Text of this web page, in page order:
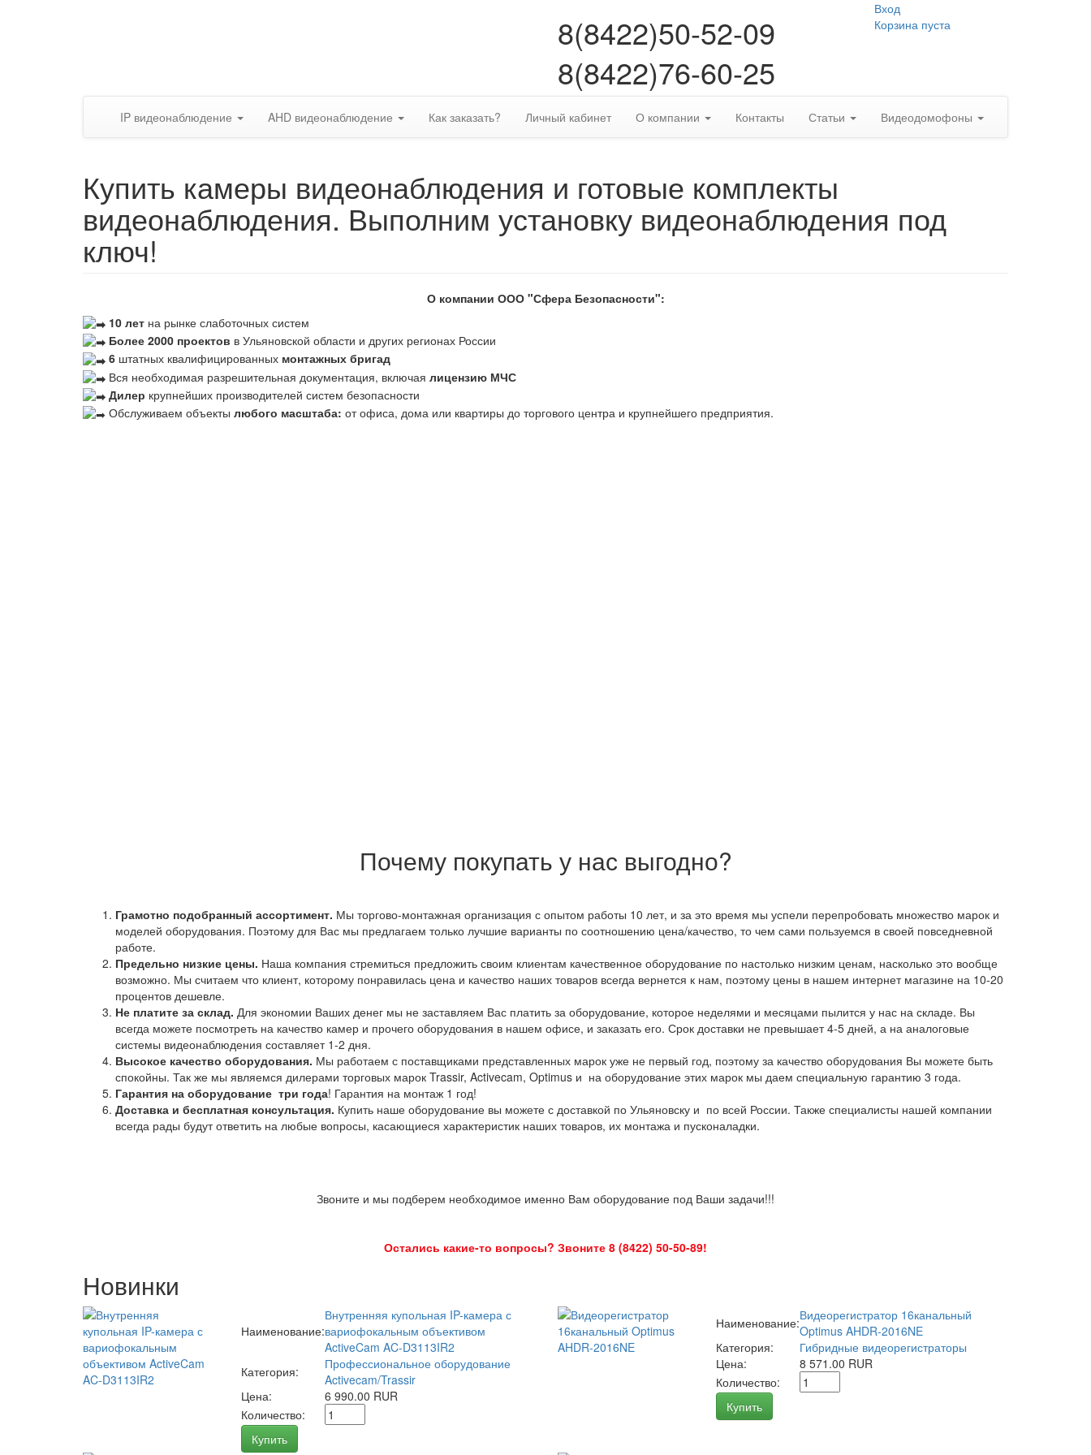
8(8422)50-52-09
8(8422)76-60-25
Вход
Корзина пуста
IP видеонаблюдение AHD видеонаблюдение Как заказать? Личный кабинет О компании Контакты Статьи Видеодомофоны
Купить камеры видеонаблюдения и готовые комплекты
видеонаблюдения. Выполним установку видеонаблюдения под
ключ!
О компании ООО "Сфера Безопасности":
10 лет на рынке слаботочных систем
Более 2000 проектов в Ульяновской области и других регионах России
6 штатных квалифицированных монтажных бригад
Вся необходимая разрешительная документация, включая лицензию МЧС
Дилер крупнейших производителей систем безопасности
Обслуживаем объекты любого масштаба: от офиса, дома или квартиры до торгового центра и крупнейшего предприятия.
Почему покупать у нас выгодно?
Грамотно подобранный ассортимент. Мы торгово-монтажная организация с опытом работы 10 лет, и за это время мы успели перепробовать множество марок и
моделей оборудования. Поэтому для Вас мы предлагаем только лучшие варианты по соотношению цена/качество, то чем сами пользуемся в своей повседневной
работе.
Предельно низкие цены. Наша компания стремиться предложить своим клиентам качественное оборудование по настолько низким ценам, насколько это вообще
возможно. Мы считаем что клиент, которому понравилась цена и качество наших товаров всегда вернется к нам, поэтому цены в нашем интернет магазине на 10-20
процентов дешевле.
Не платите за склад. Для экономии Ваших денег мы не заставляем Вас платить за оборудование, которое неделями и месяцами пылится у нас на складе. Вы
всегда можете посмотреть на качество камер и прочего оборудования в нашем офисе, и заказать его. Срок доставки не превышает 4-5 дней, а на аналоговые
системы видеонаблюдения составляет 1-2 дня.
Высокое качество оборудования. Мы работаем с поставщиками представленных марок уже не первый год, поэтому за качество оборудования Вы можете быть
спокойны. Так же мы являемся дилерами торговых марок Trassir, Activecam, Optimus и на оборудование этих марок мы даем специальную гарантию 3 года.
Гарантия на оборудование три года! Гарантия на монтаж 1 год!
Доставка и бесплатная консультация. Купить наше оборудование вы можете с доставкой по Ульяновску и по всей России. Также специалисты нашей компании
всегда рады будут ответить на любые вопросы, касающиеся характеристик наших товаров, их монтажа и пусконаладки.
Звоните и мы подберем необходимое именно Вам оборудование под Ваши задачи!!!
Остались какие-то вопросы? Звоните 8 (8422) 50-50-89!
Новинки
Наименование:
Внутренняя купольная IP-камера с
вариофокальным объективом
ActiveCam AC-D3113IR2
Категория:
Профессиональное оборудование
Activecam/Trassir
Цена:
6 990.00 RUR
Количество:
Купить
Наименование:Видеорегистратор 16канальный
Optimus AHDR-2016NE
Категория:
Гибридные видеорегистраторы
Цена:
8 571.00 RUR
Количество:
Купить